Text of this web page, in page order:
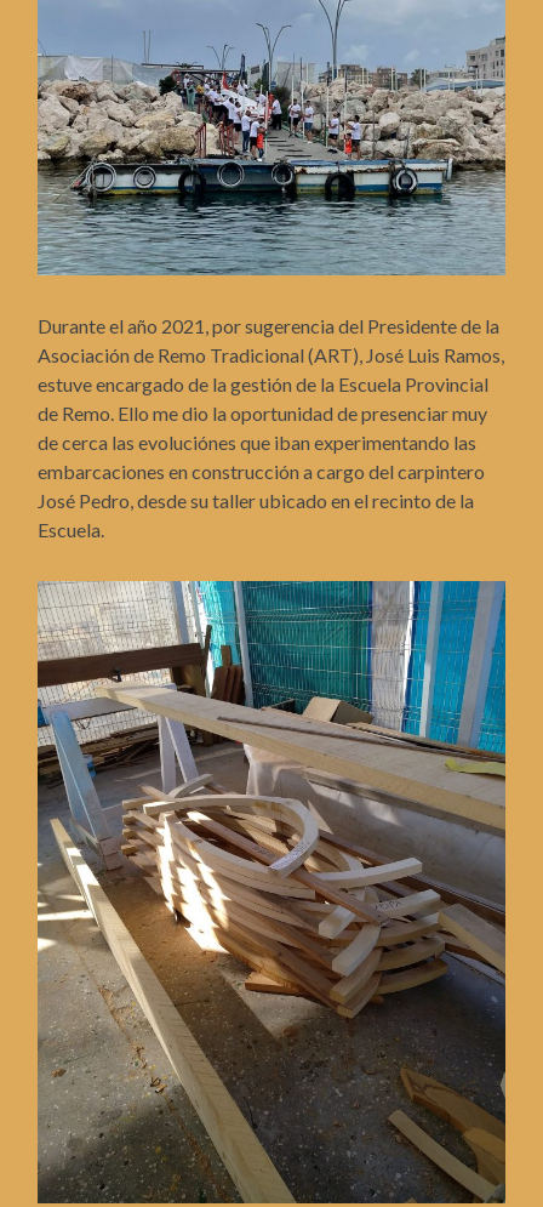
Durante el año 2021, por sugerencia del Presidente de la
Asociación de Remo Tradicional (ART), José Luis Ramos,
estuve encargado de la gestión de la Escuela Provincial
de Remo. Ello me dio la oportunidad de presenciar muy
de cerca las evoluciónes que iban experimentando las
embarcaciones en construcción a cargo del carpintero
José Pedro, desde su taller ubicado en el recinto de la
Escuela.